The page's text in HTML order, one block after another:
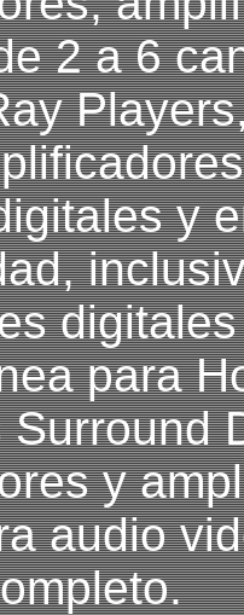
2 a 6
y
para
y
audio